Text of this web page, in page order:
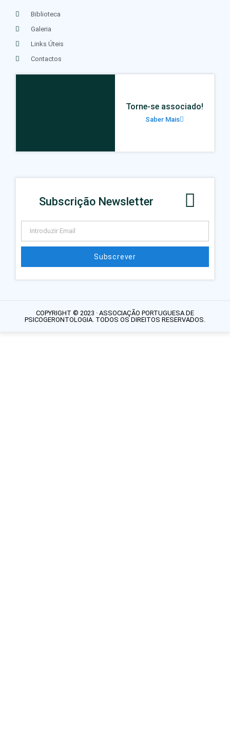
Biblioteca
Galeria
Links Úteis
Contactos
Torne-se associado!
Saber Mais
Subscrição Newsletter
Subscrever
COPYRIGHT © 2023 · ASSOCIAÇÃO PORTUGUESA DE
PSICOGERONTOLOGIA. TODOS OS DIREITOS RESERVADOS.